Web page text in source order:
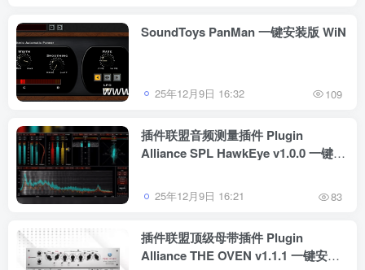
SoundToys PanMan 一键安装版 WiN
25年12月9日 16:32 109
插件联盟音频测量插件 Plugin
Alliance SPL HawkEye v1.0.0 一键安
25年12月9日 16:21 83
插件联盟顶级母带插件 Plugin
Alliance THE OVEN v1.1.1 一键安装